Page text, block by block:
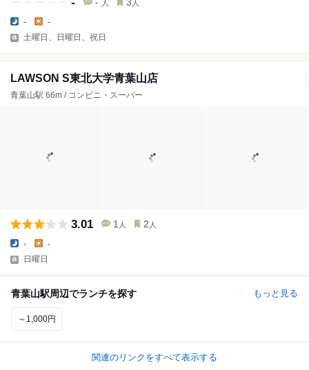
- 人 3 人
- -
土曜日、日曜日、祝日
LAWSON S東北大学青葉山店
青葉山駅 66m / コンビニ・スーパー
3.01 1 人 2 人
- -
日曜日
青葉山駅周辺でランチを探す もっと見る
～1,000円
関連のリンクをすべて表示する